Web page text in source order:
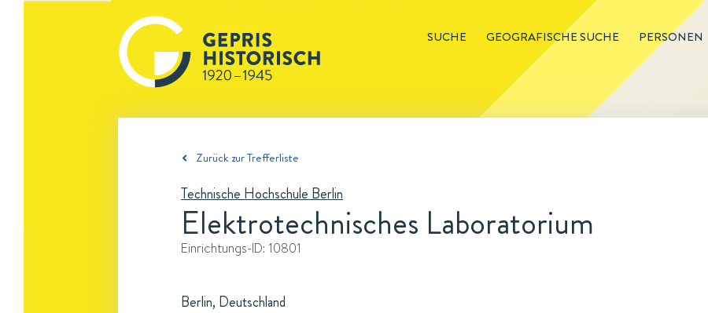
SUCHE GEOGRAFISCHE SUCHE PERSONEN
Zurück zur Trefferliste
Technische Hochschule Berlin
Elektrotechnisches Laboratorium
Einrichtungs-ID: 10801
Berlin, Deutschland